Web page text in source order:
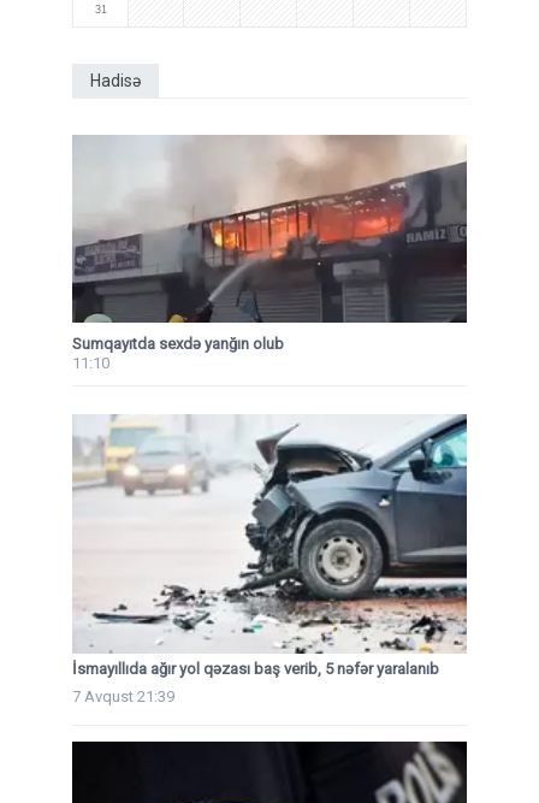
31
Hadisə
Sumqayıtda sexdə yanğın olub
11:10
İsmayıllıda ağır yol qəzası baş verib, 5 nəfər yaralanıb
7 Avqust 21:39